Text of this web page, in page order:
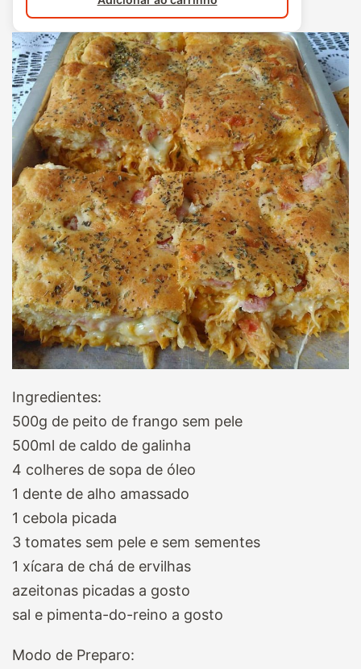
Ingredientes:
500g de peito de frango sem pele
500ml de caldo de galinha
4 colheres de sopa de óleo
1 dente de alho amassado
1 cebola picada
3 tomates sem pele e sem sementes
1 xícara de chá de ervilhas
azeitonas picadas a gosto
sal e pimenta-do-reino a gosto
Modo de Preparo: